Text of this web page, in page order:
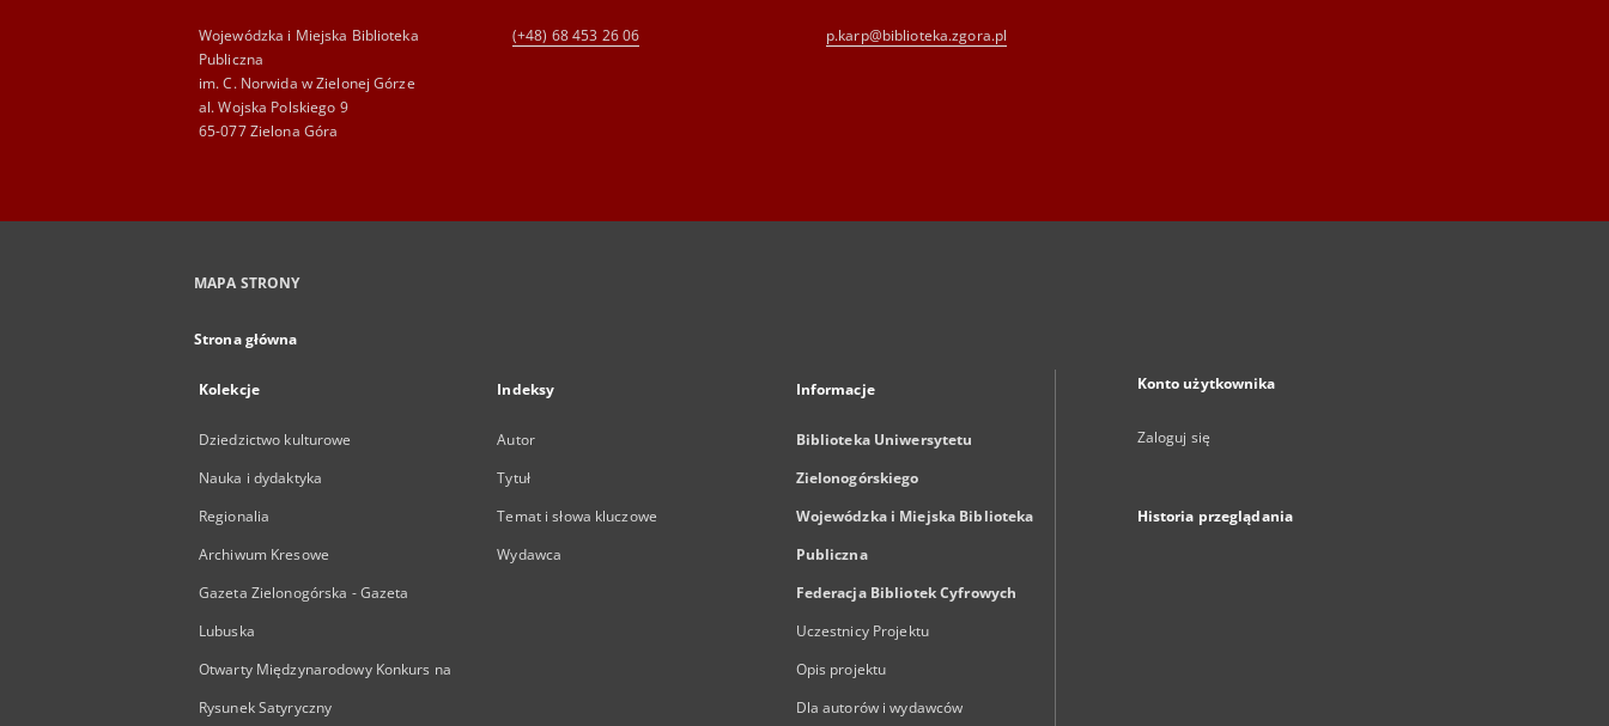
Wojewódzka i Miejska Biblioteka
Publiczna
im. C. Norwida w Zielonej Górze
al. Wojska Polskiego 9
65-077 Zielona Góra
(+48) 68 453 26 06 p.karp@biblioteka.zgora.pl
MAPA STRONY
Strona główna
Kolekcje
Dziedzictwo kulturowe
Nauka i dydaktyka
Regionalia
Archiwum Kresowe
Gazeta Zielonogórska - Gazeta
Lubuska
Otwarty Międzynarodowy Konkurs na
Rysunek Satyryczny
Indeksy
Autor
Tytuł
Temat i słowa kluczowe
Wydawca
Informacje
Biblioteka Uniwersytetu
Zielonogórskiego
Wojewódzka i Miejska Biblioteka
Publiczna
Federacja Bibliotek Cyfrowych
Uczestnicy Projektu
Opis projektu
Dla autorów i wydawców
Konto użytkownika
Zaloguj się
Historia przeglądania